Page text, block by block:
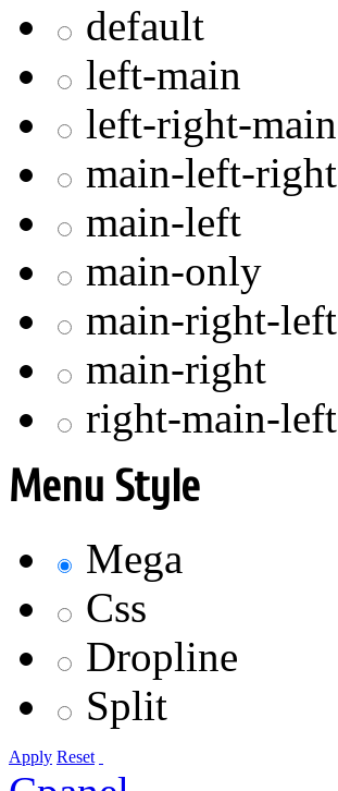
default
left-main
left-right-main
main-left-right
main-left
main-only
main-right-left
main-right
right-main-left
Menu Style
Mega
Css
Dropline
Split
Apply Reset